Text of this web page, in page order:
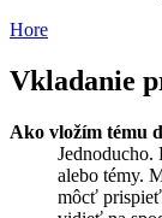
Hore
Vkladanie
Ako vložím tému
Jednoducho.
alebo témy.
môcť prispieť